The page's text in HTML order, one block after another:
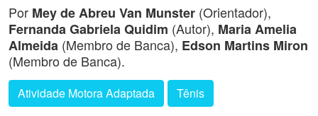
Por Mey de Abreu Van Munster (Orientador),
Fernanda Gabriela Quidim (Autor), Maria Amelia
Almeida (Membro de Banca), Edson Martins Miron
(Membro de Banca).
Atividade Motora Adaptada Tênis